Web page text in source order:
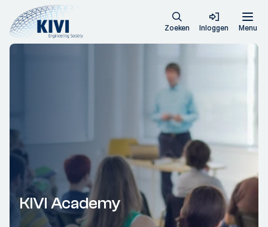
Zoeken Inloggen Menu
KIVI Academy